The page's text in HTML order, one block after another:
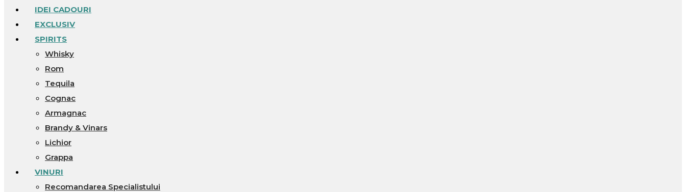
IDEI CADOURI
EXCLUSIV
SPIRITS
Whisky
Rom
Tequila
Cognac
Armagnac
Brandy & Vinars
Lichior
Grappa
VINURI
Recomandarea Specialistului